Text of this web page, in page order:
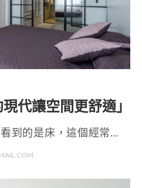
代讓空間更舒適」
到的是床，這個經常…